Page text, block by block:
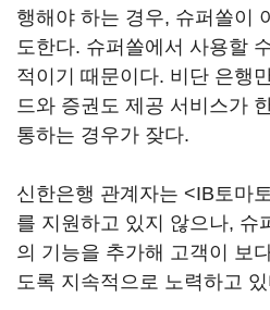
행해야 하는 경우, 슈퍼쏠이
도한다. 슈퍼쏠에서 사용할
적이기 때문이다. 비단 은행
드와 증권도 제공 서비스가
통하는 경우가 잦다.
신한은행 관계자는 <IB토마
를 지원하고 있지 않으나, 슈
의 기능을 추가해 고객이 보
도록 지속적으로 노력하고